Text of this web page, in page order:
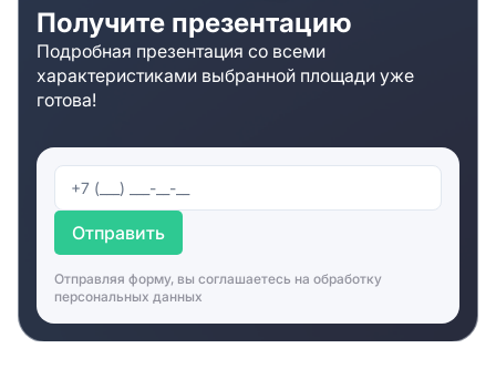
мультимедийным оборудованием, и складские
помещения. Рядом со зданием располагается
станция метро «Кропоткинская». В здании проведена
приточно-вытяжная вентиляция. Система
кондиционирования - централизованная. В офисы
офисном центре имеется противопожарная система
и система оповещения.
Дополнительная информация о БЦ
«Пожарский»
Арендатор может снять площади в бизнес-центре,
как на короткий срок, так и на более
продолжительное время. Для нужд арендаторов
Получите презентацию
Подробная презентация со всеми
характеристиками выбранной площади уже
готова!
Отправить
Отправляя форму, вы соглашаетесь на обработку
персональных данных